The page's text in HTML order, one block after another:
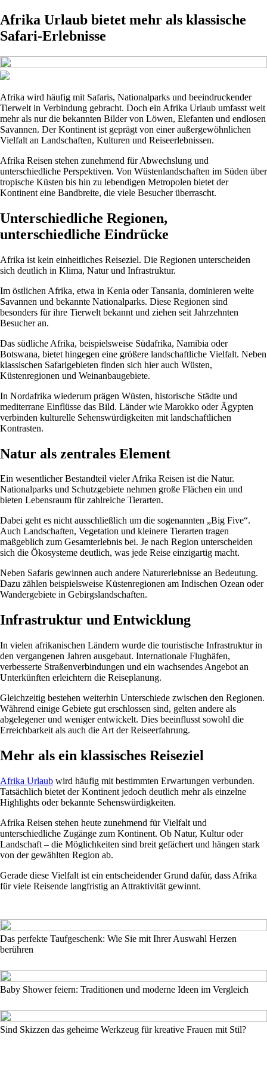
Afrika Urlaub bietet mehr als klassische
Safari-Erlebnisse
Afrika wird häufig mit Safaris, Nationalparks und beeindruckender
Tierwelt in Verbindung gebracht. Doch ein Afrika Urlaub umfasst weit
mehr als nur die bekannten Bilder von Löwen, Elefanten und endlosen
Savannen. Der Kontinent ist geprägt von einer außergewöhnlichen
Vielfalt an Landschaften, Kulturen und Reiseerlebnissen.
Afrika Reisen stehen zunehmend für Abwechslung und
unterschiedliche Perspektiven. Von Wüstenlandschaften im Süden über
tropische Küsten bis hin zu lebendigen Metropolen bietet der
Kontinent eine Bandbreite, die viele Besucher überrascht.
Unterschiedliche Regionen,
unterschiedliche Eindrücke
Afrika ist kein einheitliches Reiseziel. Die Regionen unterscheiden
sich deutlich in Klima, Natur und Infrastruktur.
Im östlichen Afrika, etwa in Kenia oder Tansania, dominieren weite
Savannen und bekannte Nationalparks. Diese Regionen sind
besonders für ihre Tierwelt bekannt und ziehen seit Jahrzehnten
Besucher an.
Das südliche Afrika, beispielsweise Südafrika, Namibia oder
Botswana, bietet hingegen eine größere landschaftliche Vielfalt. Neben
klassischen Safarigebieten finden sich hier auch Wüsten,
Küstenregionen und Weinanbaugebiete.
In Nordafrika wiederum prägen Wüsten, historische Städte und
mediterrane Einflüsse das Bild. Länder wie Marokko oder Ägypten
verbinden kulturelle Sehenswürdigkeiten mit landschaftlichen
Kontrasten.
Natur als zentrales Element
Ein wesentlicher Bestandteil vieler Afrika Reisen ist die Natur.
Nationalparks und Schutzgebiete nehmen große Flächen ein und
bieten Lebensraum für zahlreiche Tierarten.
Dabei geht es nicht ausschließlich um die sogenannten „Big Five“.
Auch Landschaften, Vegetation und kleinere Tierarten tragen
maßgeblich zum Gesamterlebnis bei. Je nach Region unterscheiden
sich die Ökosysteme deutlich, was jede Reise einzigartig macht.
Neben Safaris gewinnen auch andere Naturerlebnisse an Bedeutung.
Dazu zählen beispielsweise Küstenregionen am Indischen Ozean oder
Wandergebiete in Gebirgslandschaften.
Infrastruktur und Entwicklung
In vielen afrikanischen Ländern wurde die touristische Infrastruktur in
den vergangenen Jahren ausgebaut. Internationale Flughäfen,
verbesserte Straßenverbindungen und ein wachsendes Angebot an
Unterkünften erleichtern die Reiseplanung.
Gleichzeitig bestehen weiterhin Unterschiede zwischen den Regionen.
Während einige Gebiete gut erschlossen sind, gelten andere als
abgelegener und weniger entwickelt. Dies beeinflusst sowohl die
Erreichbarkeit als auch die Art der Reiseerfahrung.
Mehr als ein klassisches Reiseziel
Afrika Urlaub wird häufig mit bestimmten Erwartungen verbunden.
Tatsächlich bietet der Kontinent jedoch deutlich mehr als einzelne
Highlights oder bekannte Sehenswürdigkeiten.
Afrika Reisen stehen heute zunehmend für Vielfalt und
unterschiedliche Zugänge zum Kontinent. Ob Natur, Kultur oder
Landschaft – die Möglichkeiten sind breit gefächert und hängen stark
von der gewählten Region ab.
Gerade diese Vielfalt ist ein entscheidender Grund dafür, dass Afrika
für viele Reisende langfristig an Attraktivität gewinnt.
Das perfekte Taufgeschenk: Wie Sie mit Ihrer Auswahl Herzen
berühren
Baby Shower feiern: Traditionen und moderne Ideen im Vergleich
Sind Skizzen das geheime Werkzeug für kreative Frauen mit Stil?